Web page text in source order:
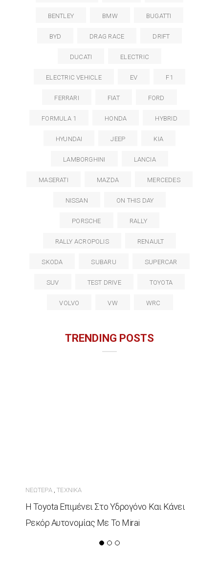
BENTLEY BMW BUGATTI
BYD DRAG RACE DRIFT
DUCATI ELECTRIC
ELECTRIC VEHICLE EV F1
FERRARI FIAT FORD
FORMULA 1 HONDA HYBRID
HYUNDAI JEEP KIA
LAMBORGHINI LANCIA
MASERATI MAZDA MERCEDES
NISSAN ON THIS DAY
PORSCHE RALLY
RALLY ACROPOLIS RENAULT
SKODA SUBARU SUPERCAR
SUV TEST DRIVE TOYOTA
VOLVO VW WRC
TRENDING POSTS
ΝΕΏΤΕΡΑ,ΤΕΧΝΙΚΆ
Η Toyota Επιμένει Στο Υδρογόνο Και Κάνει
Ρεκόρ Αυτονομίας Με Το Mirai